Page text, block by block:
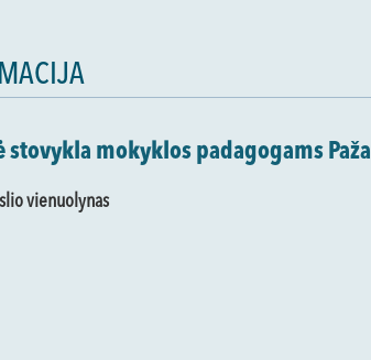
stovykla mokyklos padagogams
vienuolynas